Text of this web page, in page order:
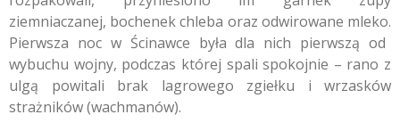
ziemniaczanej, bochenek chleba oraz odwirowane mleko.
Pierwsza noc w Ścinawce była dla nich pierwszą od
wybuchu wojny, podczas której spali spokojnie – rano z
ulgą powitali brak lagrowego zgiełku i wrzasków
strażników (wachmanów).